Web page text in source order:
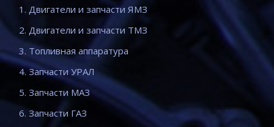
1. Двигатели и запчасти ЯМЗ
2. Двигатели и запчасти ТМЗ
3. Топливная аппаратура
4. Запчасти УРАЛ
5. Запчасти МАЗ
6. Запчасти ГАЗ